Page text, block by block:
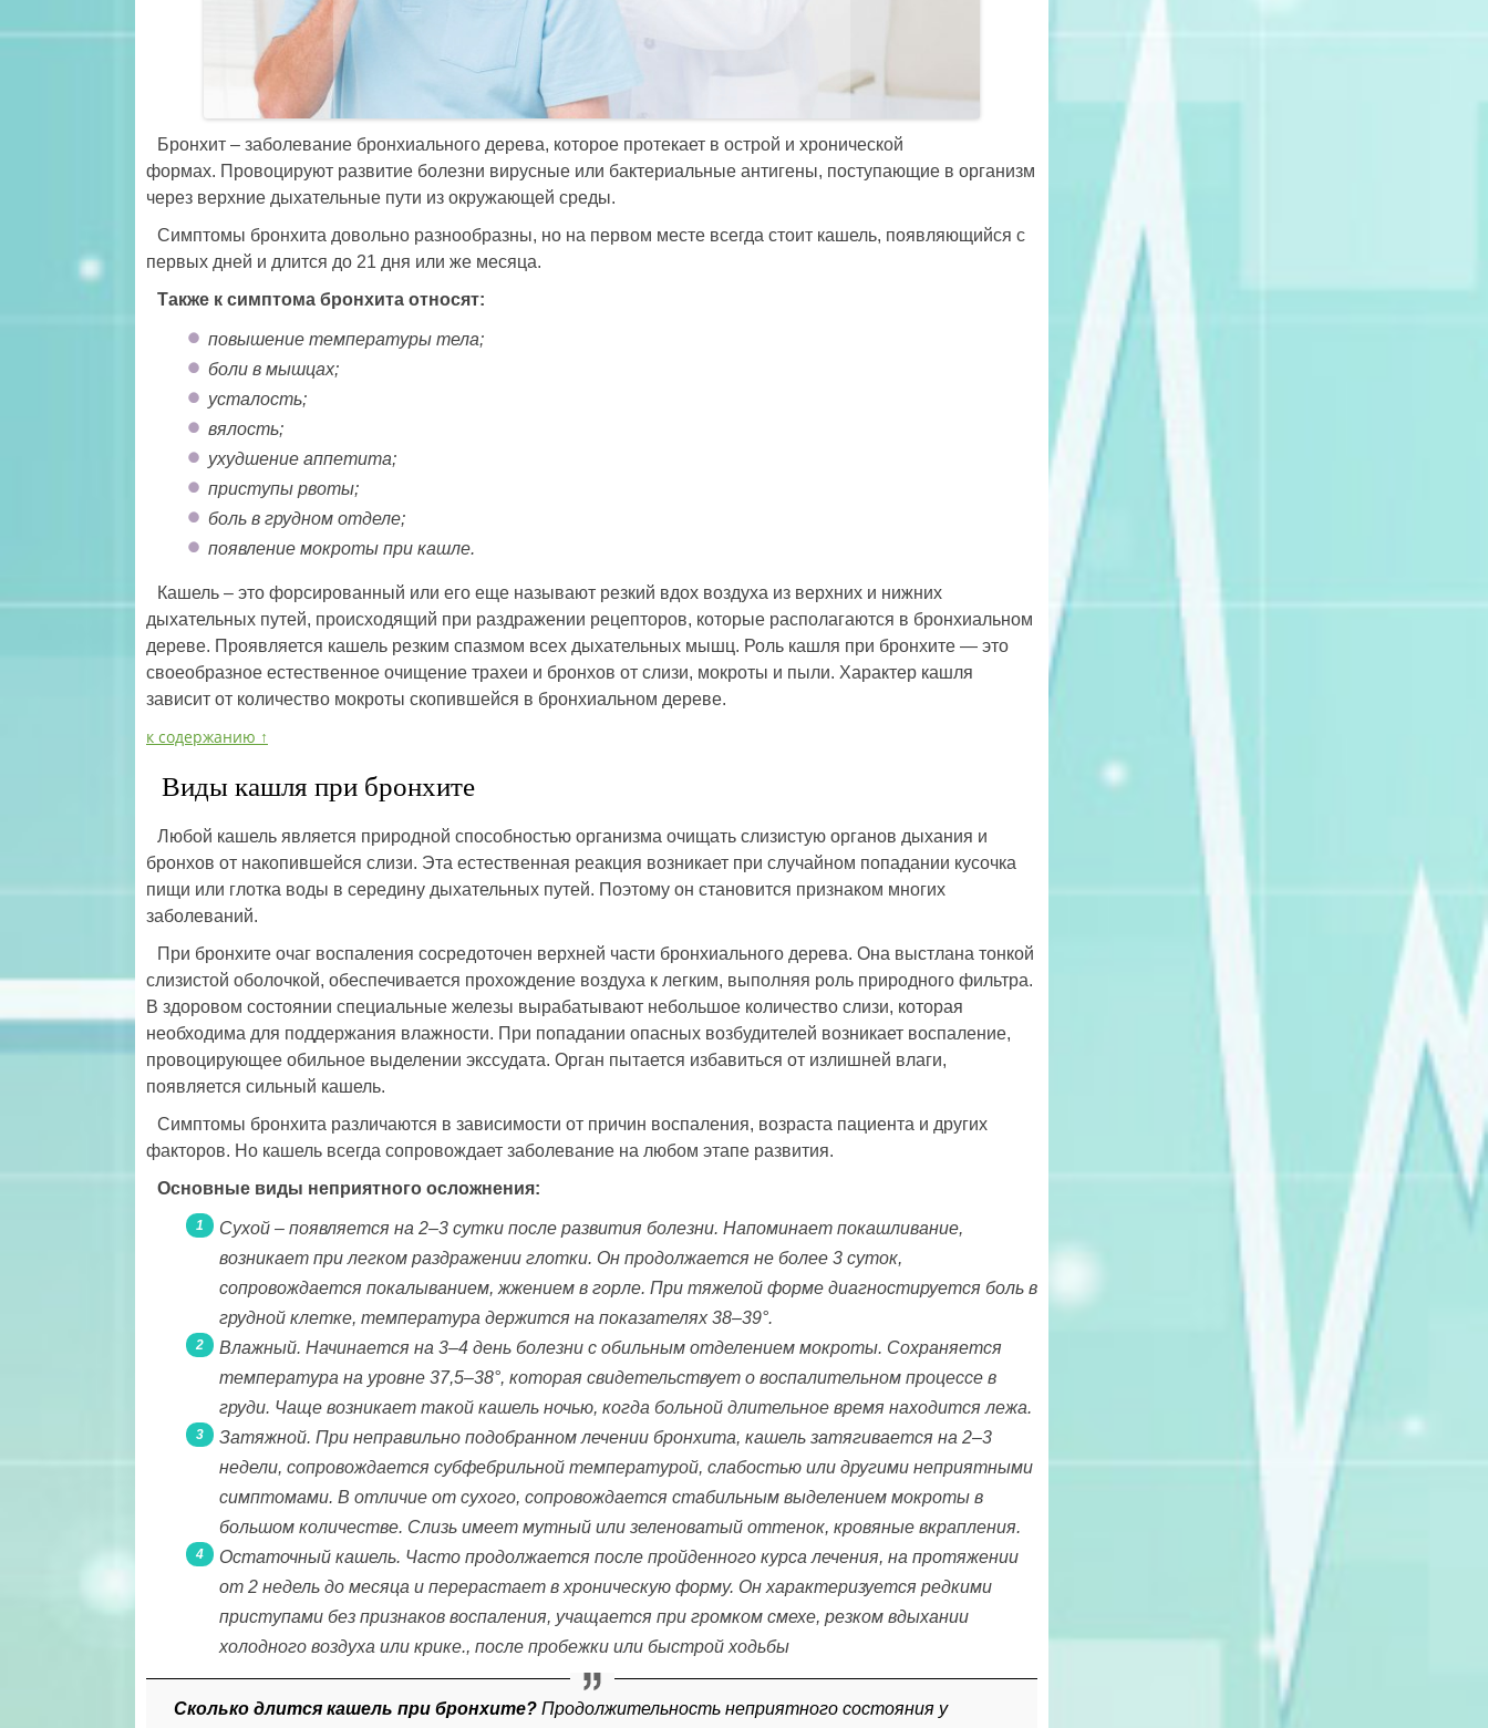
Бронхит – заболевание бронхиального дерева, которое протекает в острой и хронической
формах. Провоцируют развитие болезни вирусные или бактериальные антигены, поступающие в организм
через верхние дыхательные пути из окружающей среды.
Симптомы бронхита довольно разнообразны, но на первом месте всегда стоит кашель, появляющийся с
первых дней и длится до 21 дня или же месяца.
Также к симптома бронхита относят:
повышение температуры тела;
боли в мышцах;
усталость;
вялость;
ухудшение аппетита;
приступы рвоты;
боль в грудном отделе;
появление мокроты при кашле.
Кашель – это форсированный или его еще называют резкий вдох воздуха из верхних и нижних
дыхательных путей, происходящий при раздражении рецепторов, которые располагаются в бронхиальном
дереве. Проявляется кашель резким спазмом всех дыхательных мышц. Роль кашля при бронхите — это
своеобразное естественное очищение трахеи и бронхов от слизи, мокроты и пыли. Характер кашля
зависит от количество мокроты скопившейся в бронхиальном дереве.
к содержанию ↑
Виды кашля при бронхите
Любой кашель является природной способностью организма очищать слизистую органов дыхания и
бронхов от накопившейся слизи. Эта естественная реакция возникает при случайном попадании кусочка
пищи или глотка воды в середину дыхательных путей. Поэтому он становится признаком многих
заболеваний.
При бронхите очаг воспаления сосредоточен верхней части бронхиального дерева. Она выстлана тонкой
слизистой оболочкой, обеспечивается прохождение воздуха к легким, выполняя роль природного фильтра.
В здоровом состоянии специальные железы вырабатывают небольшое количество слизи, которая
необходима для поддержания влажности. При попадании опасных возбудителей возникает воспаление,
провоцирующее обильное выделении экссудата. Орган пытается избавиться от излишней влаги,
появляется сильный кашель.
Симптомы бронхита различаются в зависимости от причин воспаления, возраста пациента и других
факторов. Но кашель всегда сопровождает заболевание на любом этапе развития.
Основные виды неприятного осложнения:
Сухой – появляется на 2–3 сутки после развития болезни. Напоминает покашливание,
возникает при легком раздражении глотки. Он продолжается не более 3 суток,
сопровождается покалыванием, жжением в горле. При тяжелой форме диагностируется боль в
грудной клетке, температура держится на показателях 38–39°.
Влажный. Начинается на 3–4 день болезни с обильным отделением мокроты. Сохраняется
температура на уровне 37,5–38°, которая свидетельствует о воспалительном процессе в
груди. Чаще возникает такой кашель ночью, когда больной длительное время находится лежа.
Затяжной. При неправильно подобранном лечении бронхита, кашель затягивается на 2–3
недели, сопровождается субфебрильной температурой, слабостью или другими неприятными
симптомами. В отличие от сухого, сопровождается стабильным выделением мокроты в
большом количестве. Слизь имеет мутный или зеленоватый оттенок, кровяные вкрапления.
Остаточный кашель. Часто продолжается после пройденного курса лечения, на протяжении
от 2 недель до месяца и перерастает в хроническую форму. Он характеризуется редкими
приступами без признаков воспаления, учащается при громком смехе, резком вдыхании
холодного воздуха или крике., после пробежки или быстрой ходьбы
Сколько длится кашель при бронхите? Продолжительность неприятного состояния у